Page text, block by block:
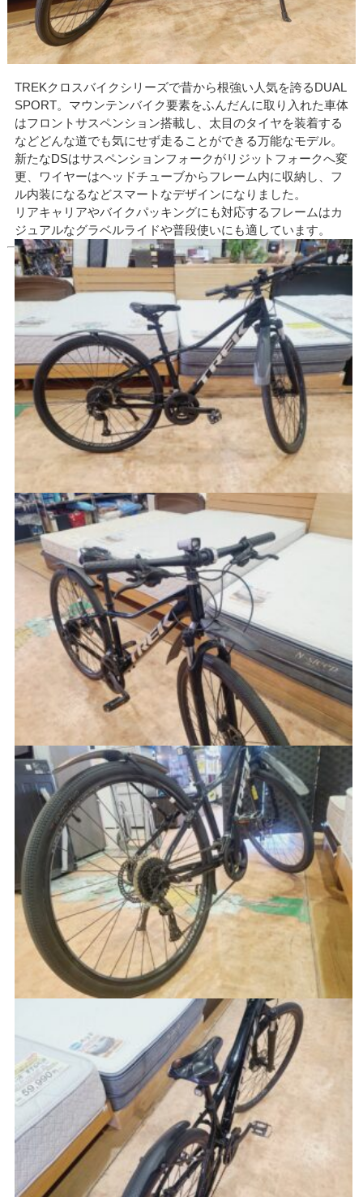
TREKクロスバイクシリーズで昔から根強い人気を誇るDUAL
SPORT。マウンテンバイク要素をふんだんに取り入れた車体
はフロントサスペンション搭載し、太目のタイヤを装着する
などどんな道でも気にせず走ることができる万能なモデル。
新たなDSはサスペンションフォークがリジットフォークへ変
更、ワイヤーはヘッドチューブからフレーム内に収納し、フ
ル内装になるなどスマートなデザインになりました。
リアキャリアやバイクパッキングにも対応するフレームはカ
ジュアルなグラベルライドや普段使いにも適しています。